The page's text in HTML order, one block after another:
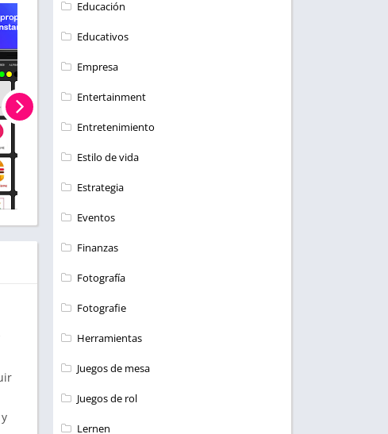
Educación
Educativos
Empresa
Entertainment
Entretenimiento
Estilo de vida
Estrategia
Eventos
Finanzas
Fotografía
Fotografie
Herramientas
Juegos de mesa
Juegos de rol
Lernen